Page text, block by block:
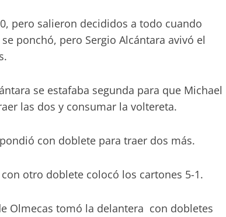
pero salieron decididos a todo cuando
ponchó, pero Sergio Alcántara avivó el
se estafaba segunda para que Michael
las dos y consumar la voltereta.
con doblete para traer dos más.
otro doblete colocó los cartones 5-1.
Olmecas tomó la delantera con dobletes